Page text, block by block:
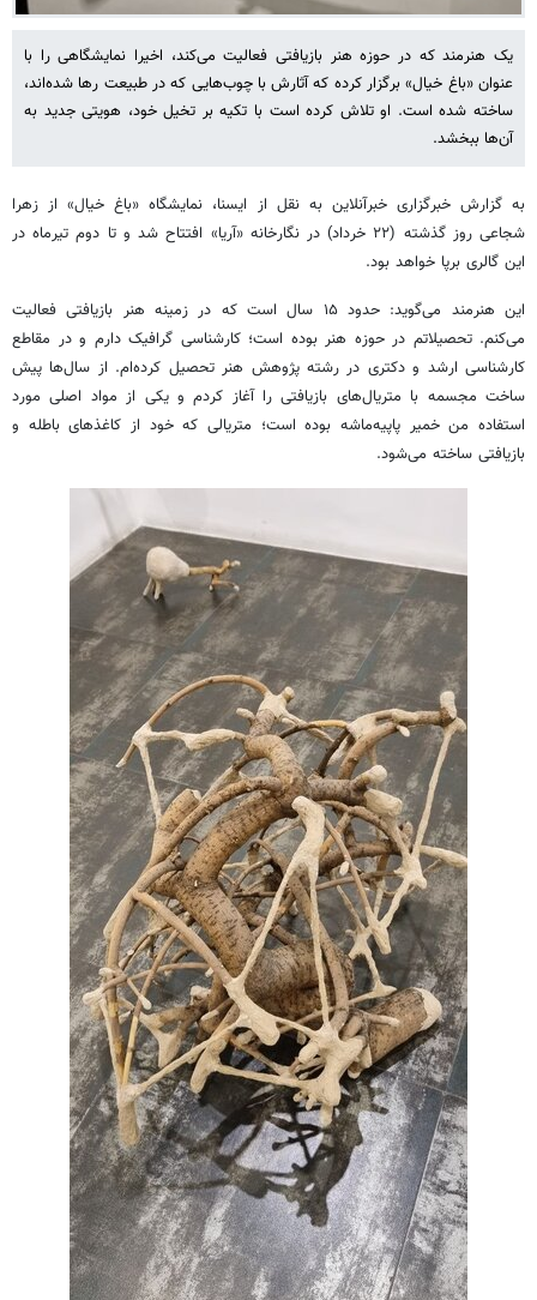
یک هنرمند که در حوزه هنر بازیافتی فعالیت می‌کند، اخیرا نمایشگاهی را با
عنوان «باغ خیال» برگزار کرده که آثارش با چوب‌هایی که در طبیعت رها شده‌اند،
ساخته شده است. او تلاش کرده است با تکیه بر تخیل خود، هویتی جدید به
آن‌ها ببخشد.
به گزارش خبرگزاری خبرآنلاین به نقل از ایسنا، نمایشگاه «باغ خیال» از زهرا
شجاعی روز گذشته (۲۲ خرداد) در نگارخانه «آریا» افتتاح شد و تا دوم تیرماه در
این گالری برپا خواهد بود.
این هنرمند می‌گوید: حدود ۱۵ سال است که در زمینه هنر بازیافتی فعالیت
می‌کنم. تحصیلاتم در حوزه هنر بوده است؛ کارشناسی گرافیک دارم و در مقاطع
کارشناسی ارشد و دکتری در رشته پژوهش هنر تحصیل کرده‌ام. از سال‌ها پیش
ساخت مجسمه با متریال‌های بازیافتی را آغاز کردم و یکی از مواد اصلی مورد
استفاده من خمیر پاپیه‌ماشه بوده است؛ متریالی که خود از کاغذهای باطله و
بازیافتی ساخته می‌شود.